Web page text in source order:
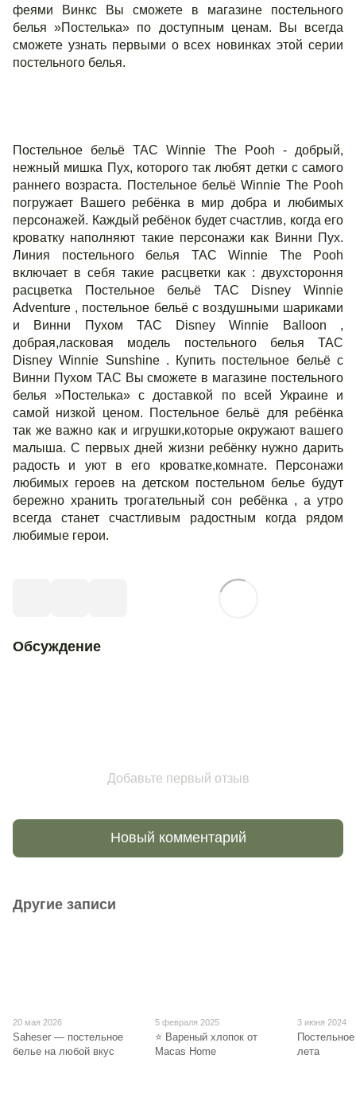
феями Винкс Вы сможете в магазине постельного
белья »Постелька» по доступным ценам. Вы всегда
сможете узнать первыми о всех новинках этой серии
постельного белья.
Постельное бельё ТАС Winnie The Pooh - добрый,
нежный мишка Пух, которого так любят детки с самого
раннего возраста. Постельное бельё Winnie The Pooh
погружает Вашего ребёнка в мир добра и любимых
персонажей. Каждый ребёнок будет счастлив, когда его
кроватку наполняют такие персонажи как Винни Пух.
Линия постельного белья ТАС Winnie The Pooh
включает в себя такие расцветки как : двухстороння
расцветка Постельное бельё TAC Disney Winnie
Adventure , постельное бельё с воздушными шариками
и Винни Пухом TAC Disney Winnie Balloon ,
добрая,ласковая модель постельного белья TAC
Disney Winnie Sunshine . Купить постельное бельё с
Винни Пухом ТАС Вы сможете в магазине постельного
белья »Постелька» с доставкой по всей Украине и
самой низкой ценом. Постельное бельё для ребёнка
так же важно как и игрушки,которые окружают вашего
малыша. С первых дней жизни ребёнку нужно дарить
радость и уют в его кроватке,комнате. Персонажи
любимых героев на детском постельном белье будут
бережно хранить трогательный сон ребёнка , а утро
всегда станет счастливым радостным когда рядом
любимые герои.
Обсуждение
Добавьте первый отзыв
Новый комментарий
Другие записи
20 мая 2026
Saheser — постельное
белье на любой вкус
5 февраля 2025
⭐ Вареный хлопок от
Macas Home
3 июня 2024
лета